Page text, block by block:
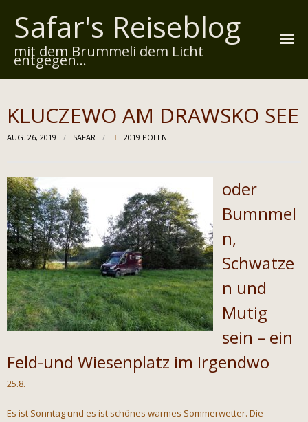
Safar's Reiseblog
mit dem Brummeli dem Licht
entgegen...
Über mich
Widmung
Kontakt
Impressum
Datenschutz
KLUCZEWO AM DRAWSKO SEE
AUG. 26, 2019 SAFAR 2019 POLEN
oder
Bumnmel
n,
Schwatze
n und
Mutig
sein – ein
Feld-und Wiesenplatz im Irgendwo
25.8.
Es ist Sonntag und es ist schönes warmes Sommerwetter. Die